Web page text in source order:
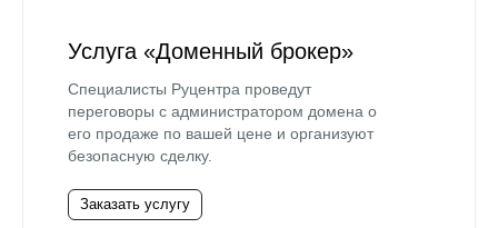
Услуга «Доменный брокер»
Специалисты Руцентра проведут
переговоры с администратором домена о
его продаже по вашей цене и организуют
безопасную сделку.
Заказать услугу